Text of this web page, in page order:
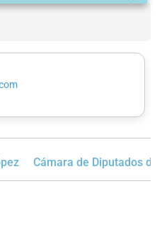
Cámara de Diputados de